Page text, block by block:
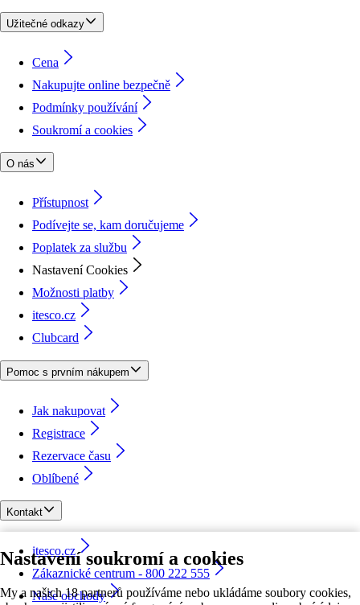
Nastavení soukromí a cookies
My a našich 18 partnerů používáme nebo ukládáme soubory cookies,
Užitečné odkazy
Cena
Nakupujte online bezpečně
Podmínky používání
Soukromí a cookies
O nás
Přístupnost
Podívejte se, kam doručujeme
Poplatek za službu
Nastavení Cookies
Možnosti platby
itesco.cz
Clubcard
Pomoc s prvním nákupem
Jak nakupovat
Registrace
Rezervace času
Oblíbené
Kontakt
itesco.cz
Zákaznické centrum - 800 222 555
Naše obchody